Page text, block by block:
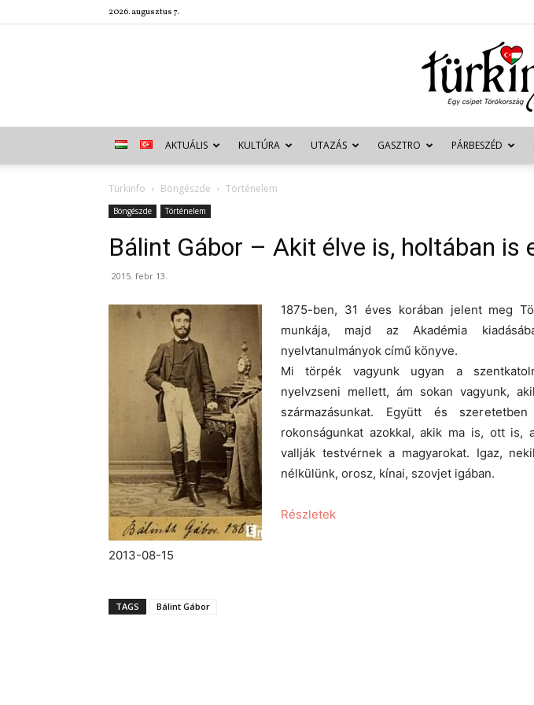
2026. augusztus 7.
AKTUÁLIS KULTÚRA UTAZÁS GASZTRO PÁRBESZÉD
Türkinfo Böngészde Történelem
Böngészde Történelem
Bálint Gábor – Akit élve is, holtában is
2015. febr 13.
1875-ben, 31 éves korában jelent meg
munkája, majd az Akadémia
nyelvtanulmányok című könyve.
Mi törpék vagyunk ugyan a
nyelvzseni mellett, ám sokan vagyunk,
származásunkat. Együtt és
rokonságunkat azokkal, akik ma is, ott is,
vallják testvérnek a magyarokat. Igaz,
nélkülünk, orosz, kínai, szovjet igában.
Részletek
2013-08-15
TAGS Bálint Gábor